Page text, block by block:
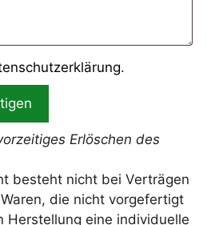
.
Erlöschen des
besteht nicht bei Verträgen
die nicht vorgefertigt
Herstellung eine individuelle